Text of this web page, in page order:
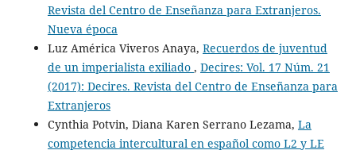
Revista del Centro de Enseñanza para Extranjeros.
Nueva época
Luz América Viveros Anaya, Recuerdos de juventud
de un imperialista exiliado , Decires: Vol. 17 Núm. 21
(2017): Decires. Revista del Centro de Enseñanza para
Extranjeros
Cynthia Potvin, Diana Karen Serrano Lezama, La
competencia intercultural en español como L2 y LE